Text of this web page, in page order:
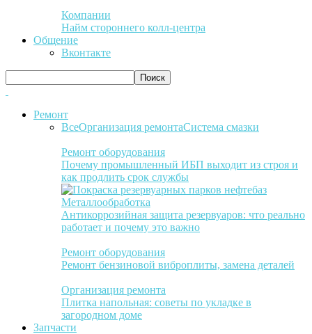
Компании
Найм стороннего колл-центра
Общение
Вконтакте
Ремонт
ВсеОрганизация ремонтаСистема смазки
Ремонт оборудования
Почему промышленный ИБП выходит из строя и
как продлить срок службы
Металлообработка
Антикоррозийная защита резервуаров: что реально
работает и почему это важно
Ремонт оборудования
Ремонт бензиновой виброплиты, замена деталей
Организация ремонта
Плитка напольная: советы по укладке в
загородном доме
Запчасти